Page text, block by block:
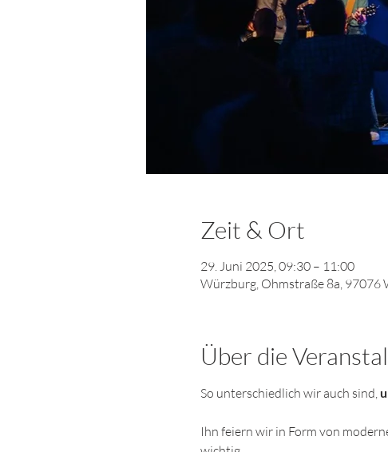
Zeit & Ort
29. Juni 2025, 09:30 – 11:00
Würzburg, Ohmstraße 8a, 97076
Über die
So unterschiedlich wir auch sind,
Ihn feiern wir in Form von